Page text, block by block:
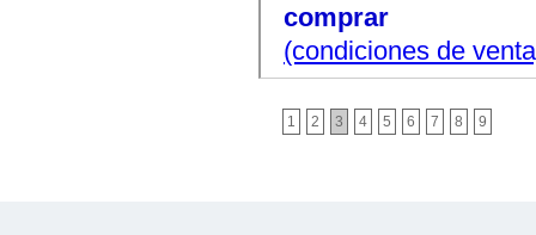
comprar
(condiciones de
1 2 3 4 5 6 7 8 9